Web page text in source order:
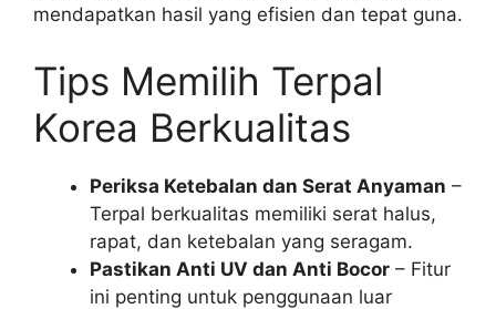
mendapatkan hasil yang efisien dan tepat guna.
Tips Memilih Terpal
Korea Berkualitas
Periksa Ketebalan dan Serat Anyaman –
Terpal berkualitas memiliki serat halus,
rapat, dan ketebalan yang seragam.
Pastikan Anti UV dan Anti Bocor – Fitur
ini penting untuk penggunaan luar